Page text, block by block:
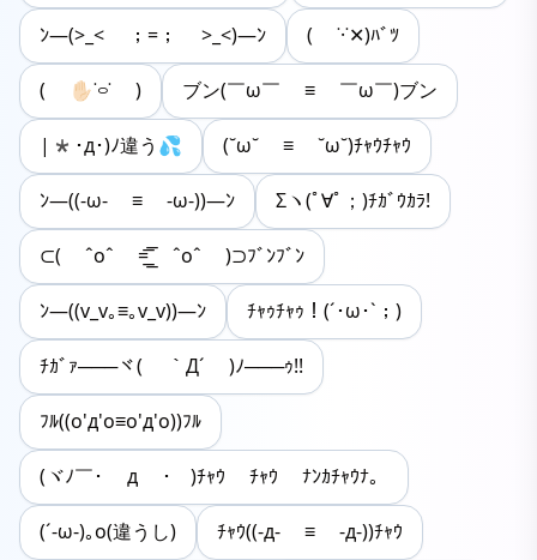
ﾝ―(>_< ；=； >_<)―ﾝ ( ˙·˙‪‪✕)ﾊﾞﾂ
( ✋🏻˙࿁˙ ) ブン(￣ω￣ ≡ ￣ω￣)ブン
|*･д･)ﾉ違う💦 (˘ω˘ ≡ ˘ω˘)ﾁｬｳﾁｬｳ
ﾝ―((-ω- ≡ -ω-))―ﾝ Σヽ(ﾟ∀ﾟ；)ﾁｶﾞｳｶﾗ!
⊂( ˆoˆ =͟͟͞͞ ˆoˆ )⊃ﾌﾞﾝﾌﾞﾝ
ﾝ―((v_v｡≡｡v_v))―ﾝ ﾁｬｩﾁｬｩ！(´･ω･`；)
ﾁｶﾞｧ───ヾ( ｀Д´ )ﾉ───ｩ!!
ﾌﾙ((o'д'o≡o'д'o))ﾌﾙ
(ヾﾉ￣･ д ･￣)ﾁｬｳ ﾁｬｳ ﾅﾝｶﾁｬｳﾅ。
(´-ω-)｡o(違うし) ﾁｬｳ((-д- ≡ -д-))ﾁｬｳ